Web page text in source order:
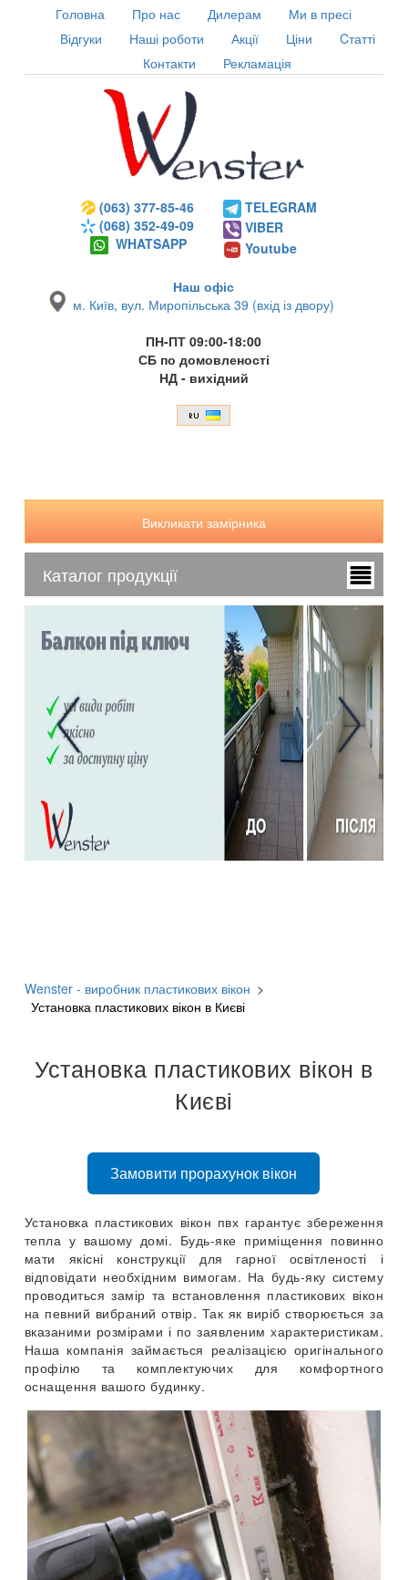
Головна Про нас Дилерам
Ми в пресі
Відгуки
Наші роботи Акції Ціни
Cтатті
Контакти
Рекламація
(063) 377-85-46
(068) 352-49-09
WHATSAPP
TELEGRAM
VIBER
Youtube
Наш офіс
м. Київ, вул. Миропільська 39 (вхід із двору)
ПН-ПТ 09:00-18:00
СБ по домовленості
НД - вихідний
Викликати замірника
Каталог продукції
Wenster - виробник пластикових вікон >
Установка пластикових вікон в Києві
Установка пластикових вікон в
Києві
Замовити прорахунок вікон
Установка пластикових вікон пвх гарантує збереження
тепла у вашому домі. Будь-яке приміщення повинно
мати якісні конструкції для гарної освітленості і
відповідати необхідним вимогам. На будь-яку систему
проводиться замір та встановлення пластикових вікон
на певний вибраний отвір. Так як виріб створюється за
вказаними розмірами і по заявленим характеристикам.
Наша компанія займається реалізацією оригінального
профілю та комплектуючих для комфортного
оснащення вашого будинку.